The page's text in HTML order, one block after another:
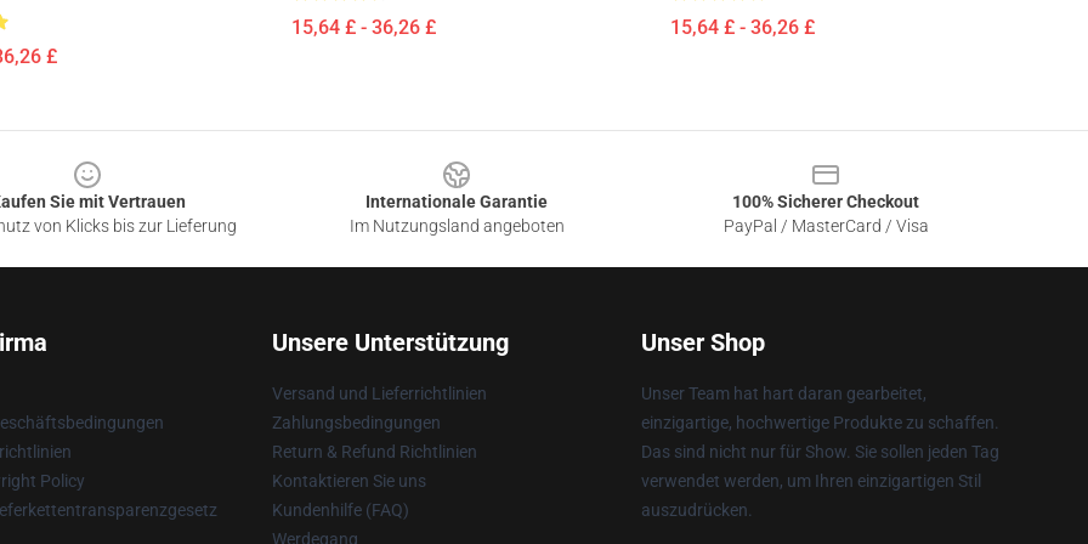
£
15,64 £ - 36,26 £ 15,64 £ - 36,26 £
Sie mit Vertrauen
von Klicks bis zur Lieferung
Internationale Garantie
Im Nutzungsland angeboten
100% Sicherer Checkout
PayPal / MasterCard / Visa
Policy
Unsere Unterstützung
Versand und Lieferrichtlinien
Zahlungsbedingungen
Return & Refund Richtlinien
Kontaktieren Sie uns
Kundenhilfe (FAQ)
Werdegang
Unser Shop
Unser Team hat hart daran gearbeitet,
einzigartige, hochwertige Produkte zu schaffen.
Das sind nicht nur für Show. Sie sollen jeden Tag
verwendet werden, um Ihren einzigartigen Stil
auszudrücken.